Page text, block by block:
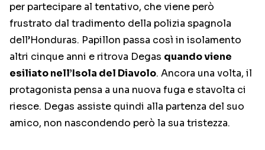
per partecipare al tentativo, che viene però
frustrato dal tradimento della polizia spagnola
dell’Honduras. Papillon passa così in isolamento
altri cinque anni e ritrova Degas quando viene
esiliato nell’Isola del Diavolo. Ancora una volta, il
protagonista pensa a una nuova fuga e stavolta ci
riesce. Degas assiste quindi alla partenza del suo
amico, non nascondendo però la sua tristezza.